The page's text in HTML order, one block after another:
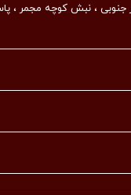
جنوبی ، نبش کوچه مجمر ،